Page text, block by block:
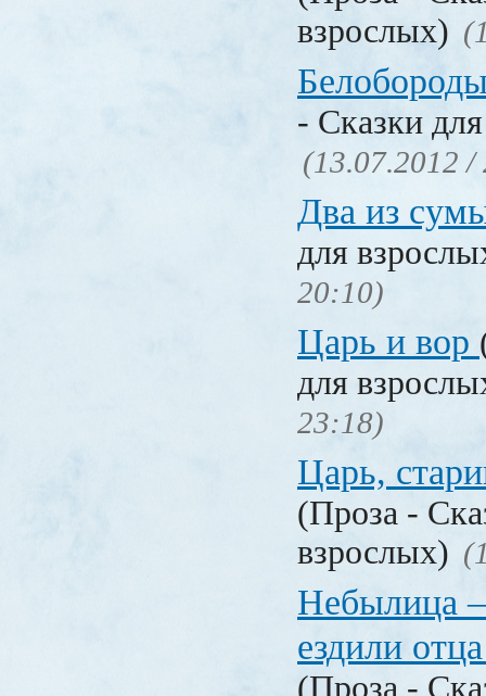
взрослых)
- Сказки
(13.07.2012 /
Два из
для
20:10)
Царь и вор
для
23:18)
Царь,
(Проза -
взрослых)
Небылица
ездили
(Проза -